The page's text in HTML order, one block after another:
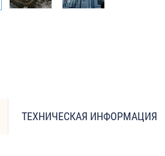
ТЕХНИЧЕСКАЯ ИНФОРМАЦИЯ